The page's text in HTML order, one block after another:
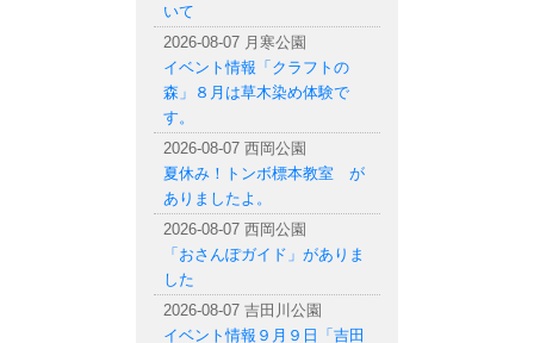
いて
2026-08-07 月寒公園
イベント情報「クラフトの
森」８月は草木染め体験で
す。
2026-08-07 西岡公園
夏休み！トンボ標本教室 が
ありましたよ。
2026-08-07 西岡公園
「おさんぽガイド」がありま
した
2026-08-07 吉田川公園
イベント情報９月９日「吉田